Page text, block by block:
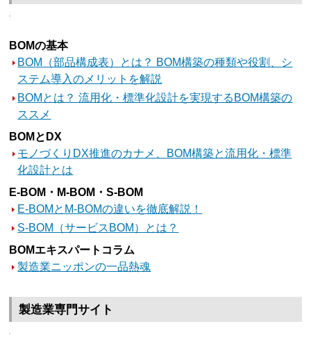
BOMの基本
BOM（部品構成表）とは？ BOM構築の種類や役割、シ
ステム導入のメリットを解説
BOMとは？ 流用化・標準化設計を実現するBOM構築の
ススメ
BOMとDX
モノづくりDX推進のカナメ、BOM構築と流用化・標準
化設計とは
E-BOM・M-BOM・S-BOM
E-BOMとM-BOMの違いを徹底解説！
S-BOM（サービスBOM）とは？
BOMエキスパートコラム
製造業ニッポンの一品熱魂
製造業専門サイト